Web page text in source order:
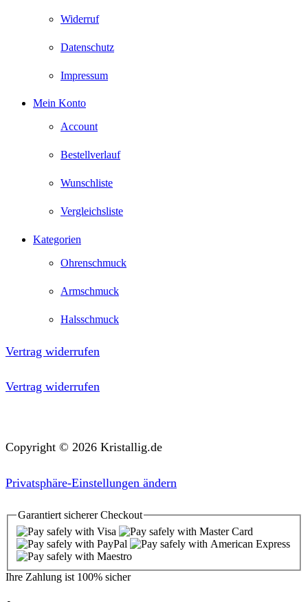
Widerruf
Datenschutz
Impressum
Mein Konto
Account
Bestellverlauf
Wunschliste
Vergleichsliste
Kategorien
Ohrenschmuck
Armschmuck
Halsschmuck
Vertrag widerrufen
Vertrag widerrufen
Copyright © 2026 Kristallig.de
Privatsphäre-Einstellungen ändern
Garantiert sichererCheckout
Ihre Zahlung ist 100% sicher